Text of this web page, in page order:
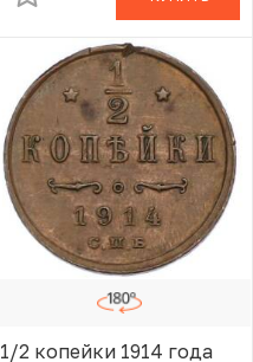
1/2 копейки 1914 года